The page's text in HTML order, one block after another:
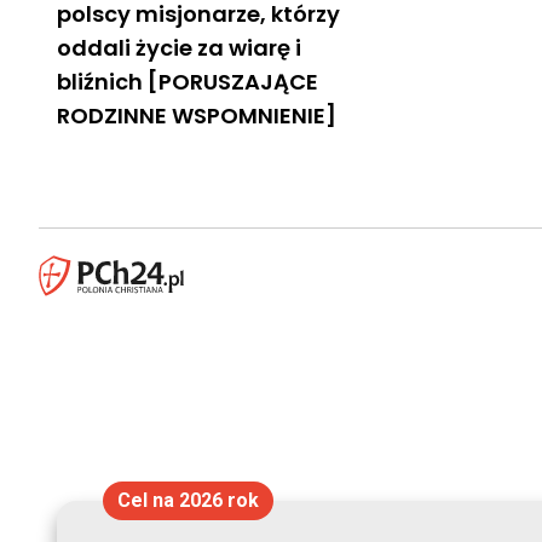
polscy misjonarze, którzy
oddali życie za wiarę i
bliźnich [PORUSZAJĄCE
RODZINNE WSPOMNIENIE]
Cel na 2026 rok